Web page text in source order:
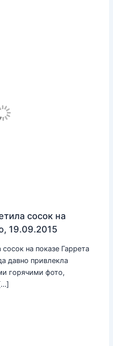
сосок на
19.09.2015
на показе Гаррета
давно привлекла
горячими фото,